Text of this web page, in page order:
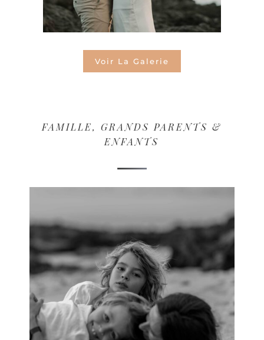
Voir La Galerie
FAMILLE, GRANDS PARENTS &
ENFANTS